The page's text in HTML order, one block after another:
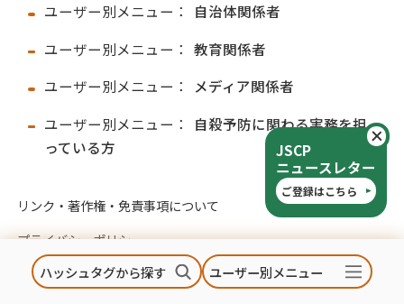
ハッシュタグから探す ユーザー別メニュー
JSCP
ニュースレター
ご登録はこちら
ユーザー別メニュー：
自治体関係者
ユーザー別メニュー： 教育関係者
ユーザー別メニュー：
メディア関係者
ユーザー別メニュー：
自殺予防に関わる実務を担
っている方
リンク・著作権・免責事項について
プライバシーポリシー
生成AI利用ポリシー